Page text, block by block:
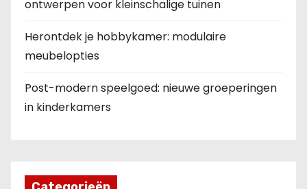
ontwerpen voor kleinschalige tuinen
Herontdek je hobbykamer: modulaire
meubelopties
Post-modern speelgoed: nieuwe groeperingen
in kinderkamers